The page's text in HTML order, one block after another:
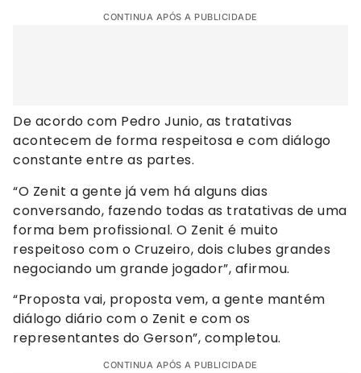
CONTINUA APÓS A PUBLICIDADE
De acordo com Pedro Junio, as tratativas
acontecem de forma respeitosa e com diálogo
constante entre as partes.
“O Zenit a gente já vem há alguns dias
conversando, fazendo todas as tratativas de uma
forma bem profissional. O Zenit é muito
respeitoso com o Cruzeiro, dois clubes grandes
negociando um grande jogador”, afirmou.
“Proposta vai, proposta vem, a gente mantém
diálogo diário com o Zenit e com os
representantes do Gerson”, completou.
CONTINUA APÓS A PUBLICIDADE